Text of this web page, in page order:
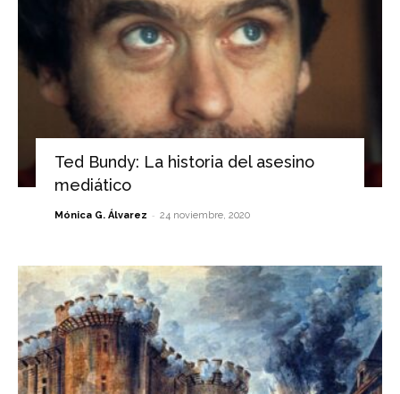
Ted Bundy: La historia del asesino
mediático
Mónica G. Álvarez - 24 noviembre, 2020